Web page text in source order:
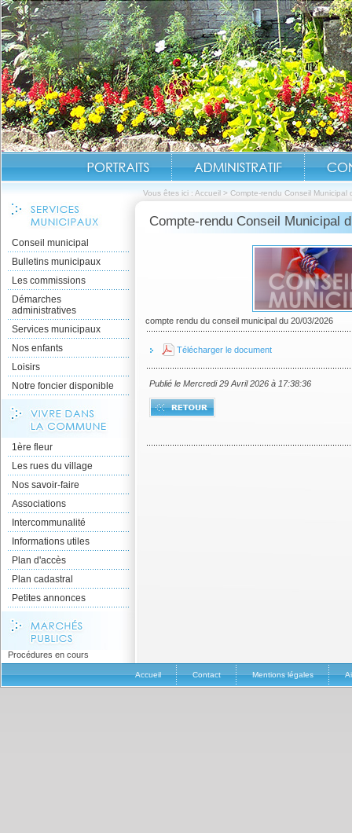
Vous êtes ici : Accueil > Compte-rendu Conseil Municipal
Conseil municipal
Bulletins municipaux
Les commissions
Démarches
administratives
Services municipaux
Nos enfants
Loisirs
Notre foncier disponible
1ère fleur
Les rues du village
Nos savoir-faire
Associations
Intercommunalité
Informations utiles
Plan d'accès
Plan cadastral
Petites annonces
Procédures en cours
Compte-rendu Conseil Municipal
compte rendu du conseil municipal du 20/03/2026
Télécharger le document
Publié le Mercredi 29 Avril 2026 à 17:38:36
Accueil Contact Mentions légales